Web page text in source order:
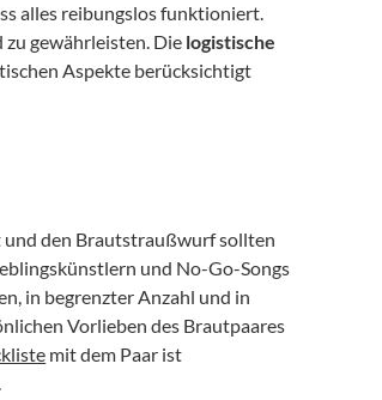
alles reibungslos funktioniert.
gewährleisten. Die logistische
Aspekte berücksichtigt
und den Brautstraußwurf sollten
und No-Go-Songs
in begrenzter Anzahl und in
Vorlieben des Brautpaares
mit dem Paar ist